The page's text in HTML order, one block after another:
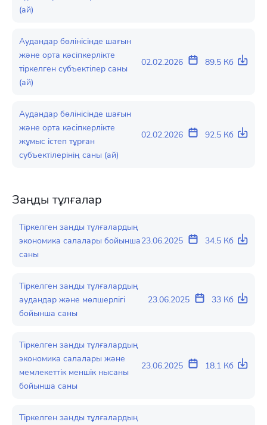
(ай)
Аудандар бөлінісінде шағын
және орта кәсіпкерлікте
тіркелген субъектілер саны
(ай)
02.02.2026 89.5 Кб
Аудандар бөлінісінде шағын
және орта кәсіпкерлікте
жұмыс істеп тұрған
субъектілерінің саны (ай)
02.02.2026 92.5 Кб
Заңды тұлғалар
Тіркелген заңды тұлғалардың
экономика салалары бойынша
саны
23.06.2025 34.5 Кб
Тіркелген заңды тұлғалардың
аудандар және мөлшерлігі
бойынша саны
23.06.2025 33 Кб
Тіркелген заңды тұлғалардың
экономика салалары және
мемлекеттік меншік нысаны
бойынша саны
23.06.2025 18.1 Кб
Тіркелген заңды тұлғалардың